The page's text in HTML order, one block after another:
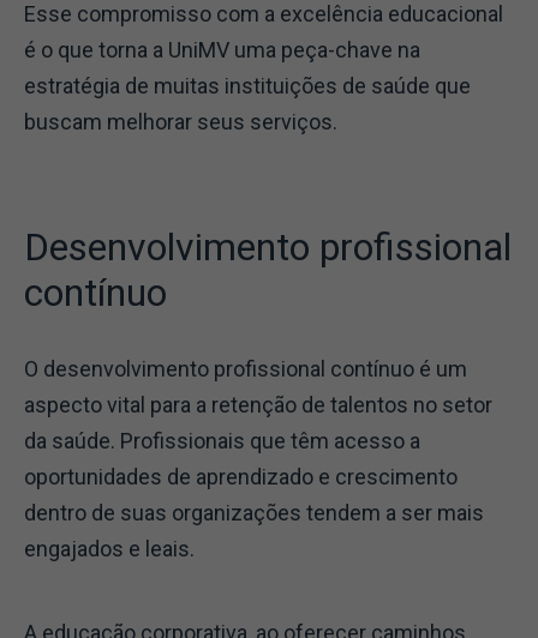
Esse compromisso com a excelência educacional
é o que torna a UniMV uma peça-chave na
estratégia de muitas instituições de saúde que
buscam melhorar seus serviços.
Desenvolvimento profissional
contínuo
O desenvolvimento profissional contínuo é um
aspecto vital para a retenção de talentos no setor
da saúde. Profissionais que têm acesso a
oportunidades de aprendizado e crescimento
dentro de suas organizações tendem a ser mais
engajados e leais.
A educação corporativa, ao oferecer caminhos